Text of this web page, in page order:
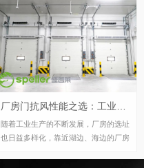
采用保温提升门作为汽车装备厂房大门
的理想方案，它能够在满足厂房日常进
出的同时，实现防盗与节能的双重保
证。
随着工业生产的不断发展，厂房的选址
也日益多样化，靠近湖边、海边的厂房